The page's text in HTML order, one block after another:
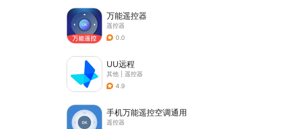
万能遥控器
遥控器
0.0
UU远程
其他
遥控器
4.9
手机万能遥控空调通用
遥控器